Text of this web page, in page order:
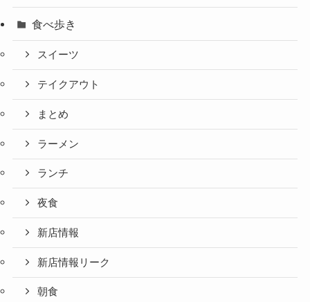
食べ歩き
スイーツ
テイクアウト
まとめ
ラーメン
ランチ
夜食
新店情報
新店情報リーク
朝食